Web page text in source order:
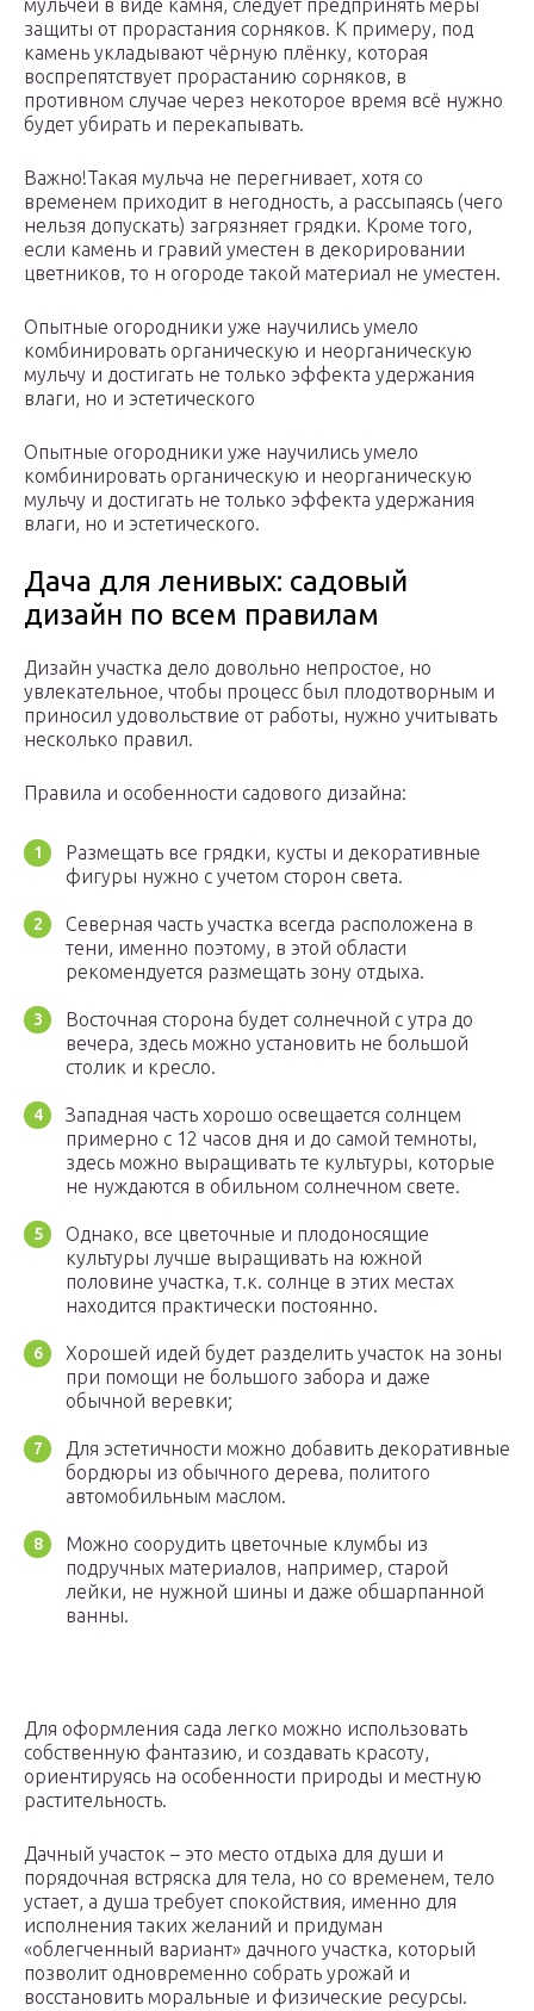
мульчей в виде камня, следует предпринять меры
защиты от прорастания сорняков. К примеру, под
камень укладывают чёрную плёнку, которая
воспрепятствует прорастанию сорняков, в
противном случае через некоторое время всё нужно
будет убирать и перекапывать.
Важно!Такая мульча не перегнивает, хотя со
временем приходит в негодность, а рассыпаясь (чего
нельзя допускать) загрязняет грядки. Кроме того,
если камень и гравий уместен в декорировании
цветников, то н огороде такой материал не уместен.
Опытные огородники уже научились умело
комбинировать органическую и неорганическую
мульчу и достигать не только эффекта удержания
влаги, но и эстетического
Опытные огородники уже научились умело
комбинировать органическую и неорганическую
мульчу и достигать не только эффекта удержания
влаги, но и эстетического.
Дача для ленивых: садовый
дизайн по всем правилам
Дизайн участка дело довольно непростое, но
увлекательное, чтобы процесс был плодотворным и
приносил удовольствие от работы, нужно учитывать
несколько правил.
Правила и особенности садового дизайна:
Размещать все грядки, кусты и декоративные
фигуры нужно с учетом сторон света.
Северная часть участка всегда расположена в
тени, именно поэтому, в этой области
рекомендуется размещать зону отдыха.
Восточная сторона будет солнечной с утра до
вечера, здесь можно установить не большой
столик и кресло.
Западная часть хорошо освещается солнцем
примерно с 12 часов дня и до самой темноты,
здесь можно выращивать те культуры, которые
не нуждаются в обильном солнечном свете.
Однако, все цветочные и плодоносящие
культуры лучше выращивать на южной
половине участка, т.к. солнце в этих местах
находится практически постоянно.
Хорошей идей будет разделить участок на зоны
при помощи не большого забора и даже
обычной веревки;
Для эстетичности можно добавить декоративные
бордюры из обычного дерева, политого
автомобильным маслом.
Можно соорудить цветочные клумбы из
подручных материалов, например, старой
лейки, не нужной шины и даже обшарпанной
ванны.
Для оформления сада легко можно использовать
собственную фантазию, и создавать красоту,
ориентируясь на особенности природы и местную
растительность.
Дачный участок – это место отдыха для души и
порядочная встряска для тела, но со временем, тело
устает, а душа требует спокойствия, именно для
исполнения таких желаний и придуман
«облегченный вариант» дачного участка, который
позволит одновременно собрать урожай и
восстановить моральные и физические ресурсы.